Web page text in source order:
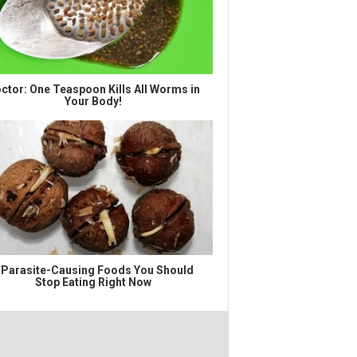
One Teaspoon Kills All Worms in
Your Body!
Causing Foods You Should
Stop Eating Right Now